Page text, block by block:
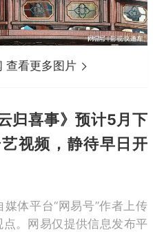
查看更多图片
归喜事》预计5月下
视频，静待早日开
体平台“网易号”作者上传
。网易仅提供信息发布平